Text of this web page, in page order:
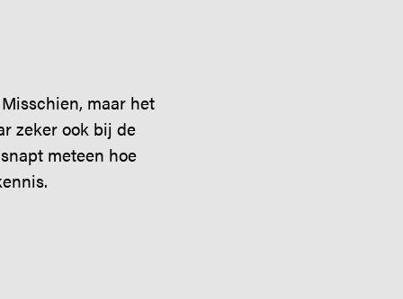
maar het
zeker ook bij de
meteen hoe